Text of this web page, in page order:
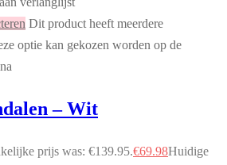
Dit product heeft meerdere
optie kan gekozen worden op de
– Wit
prijs was: €139.95.€69.98Huidige